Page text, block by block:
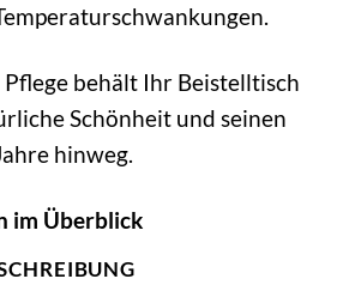
behält Ihr Beistelltisch
Schönheit und seinen
hinweg.
im Überblick